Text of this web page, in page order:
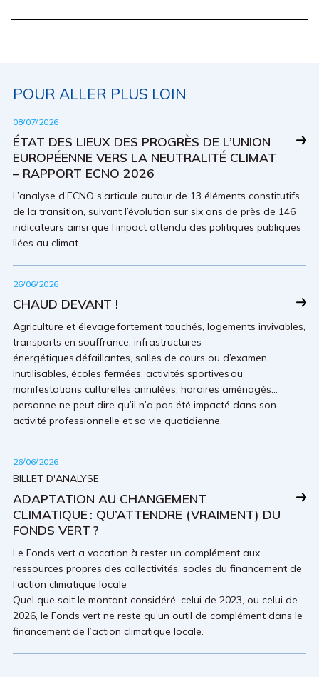
POUR ALLER PLUS LOIN
08/07/2026
ÉTAT DES LIEUX DES PROGRÈS DE L’UNION
EUROPÉENNE VERS LA NEUTRALITÉ CLIMAT
– RAPPORT ECNO 2026
L’analyse d’ECNO s’articule autour de 13 éléments constitutifs
de la transition, suivant l’évolution sur six ans de près de 146
indicateurs ainsi que l’impact attendu des politiques publiques
liées au climat.
26/06/2026
CHAUD DEVANT !
Agriculture et élevage fortement touchés, logements invivables,
transports en souffrance, infrastructures
énergétiques défaillantes, salles de cours ou d’examen
inutilisables, écoles fermées, activités sportives ou
manifestations culturelles annulées, horaires aménagés…
personne ne peut dire qu’il n’a pas été impacté dans son
activité professionnelle et sa vie quotidienne.
26/06/2026
BILLET D'ANALYSE
ADAPTATION AU CHANGEMENT
CLIMATIQUE : QU’ATTENDRE (VRAIMENT) DU
FONDS VERT ?
Le Fonds vert a vocation à rester un complément aux
ressources propres des collectivités, socles du financement de
l’action climatique locale
Quel que soit le montant considéré, celui de 2023, ou celui de
2026, le Fonds vert ne reste qu’un outil de complément dans le
financement de l’action climatique locale.